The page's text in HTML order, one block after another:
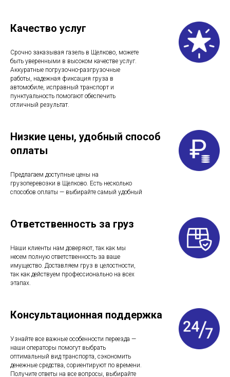
Качество услуг
Срочно заказывая газель в Щелково, можете
быть уверенными в высоком качестве услуг.
Аккуратные погрузочно-разгрузочные
работы, надежная фиксация груза в
автомобиле, исправный транспорт и
пунктуальность помогают обеспечить
отличный результат.
Низкие цены, удобный способ
оплаты
Предлагаем доступные цены на
грузоперевозки в Щелково. Есть несколько
способов оплаты — выбирайте самый удобный
Ответственность за груз
Наши клиенты нам доверяют, так как мы
несем полную ответственность за ваше
имущество. Доставляем груз в целостности,
так как действуем профессионально на всех
этапах.
Консультационная поддержка
Узнайте все важные особенности переезда —
наши операторы помогут выбрать
оптимальный вид транспорта, сэкономить
денежные средства, сориентируют по времени.
Получите ответы на все вопросы, выбирайте